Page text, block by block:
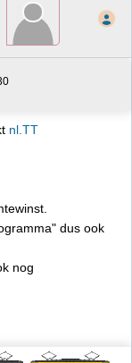
nl.TT
dus ook
nog